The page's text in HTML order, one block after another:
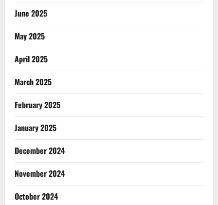
June 2025
May 2025
April 2025
March 2025
February 2025
January 2025
December 2024
November 2024
October 2024